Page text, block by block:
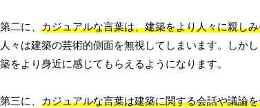
第二に、 カジュアルな言葉は、建築をより人々に親し
人々は建築の芸術的側面を無視してしまいます。しか
築をより身近に感じてもらえるようになります。
第三に、 カジュアルな言葉は建築に関する会話や議論